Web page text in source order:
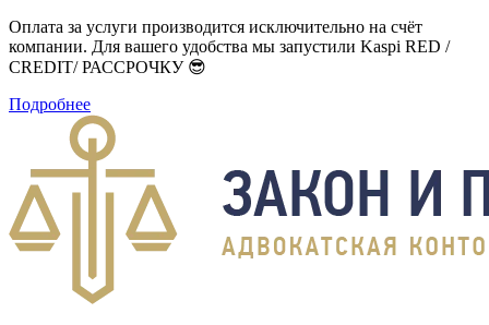
Оплата за услуги производится исключительно на счёт
компании. Для вашего удобства мы запустили Kaspi RED /
CREDIT/ РАССРОЧКУ 😎
Подробнее